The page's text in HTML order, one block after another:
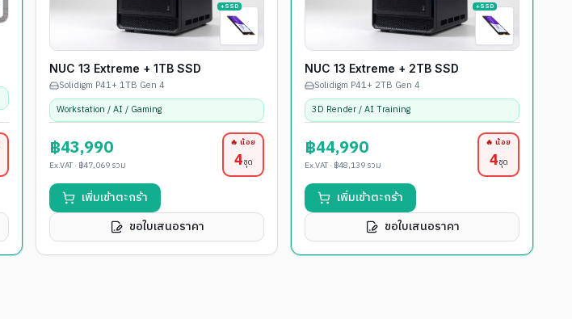
+SSD
NUC 13 Extreme + 1TB SSD
Solidigm P41+ 1TB Gen 4
Workstation / AI / Gaming
฿43,990
Ex.VAT · ฿47,069รวม
🔥 น้อย
4ชุด
เพิ่มเข้าตะกร้า
ขอใบเสนอราคา
+SSD
NUC 13 Extreme + 2TB SSD
Solidigm P41+ 2TB Gen 4
3D Render / AI Training
฿44,990
Ex.VAT · ฿48,139รวม
🔥 น้อย
4ชุด
เพิ่มเข้าตะกร้า
ขอใบเสนอราคา